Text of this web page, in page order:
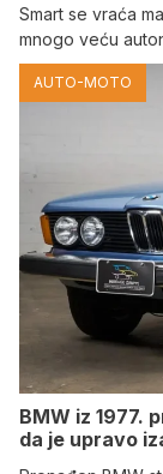
Smart se vraća
mnogo veću
AUTO-MOTO
BMW iz 1977.
da je upravo